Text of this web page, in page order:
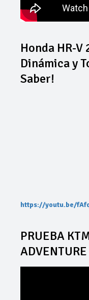
Honda HR-
Dinámica y
Saber!
https://youtu.be/
PRUEBA